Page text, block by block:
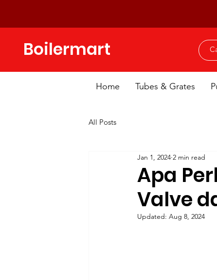
Boilermart
Home Tubes & Grates
All Posts
Apa
Valve
Jan 1, 2024 2 min read
Updated: Aug 8, 2024